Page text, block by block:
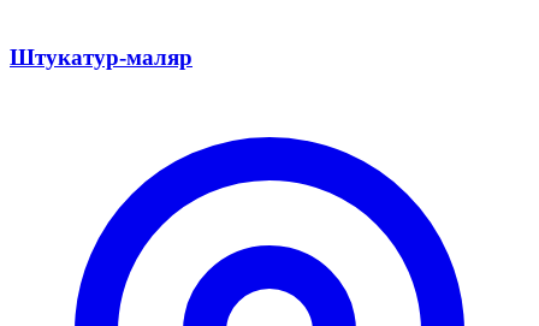
Штукатур-маляр